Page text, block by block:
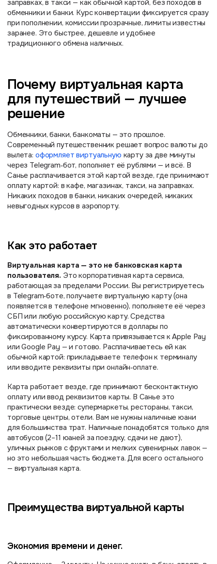
заправках, в такси — как обычной картой, без походов в
обменники и банки. Курс конвертации фиксируется сразу
при пополнении, комиссии прозрачные, лимиты известны
заранее. Это быстрее, дешевле и удобнее
традиционного обмена наличных.
Почему виртуальная карта
для путешествий — лучшее
решение
Обменники, банки, банкоматы — это прошлое.
Современный путешественник решает вопрос валюты до
вылета: оформляет виртуальную карту за две минуты
через Telegram‑бот, пополняет её рублями — и всё. В
Санье расплачивается этой картой везде, где принимают
оплату картой: в кафе, магазинах, такси, на заправках.
Никаких походов в банки, никаких очередей, никаких
невыгодных курсов в аэропорту.
Как это работает
Виртуальная карта — это не банковская карта
пользователя. Это корпоративная карта сервиса,
работающая за пределами России. Вы регистрируетесь
в Telegram‑боте, получаете виртуальную карту (она
появляется в телефоне мгновенно), пополняете её через
СБП или любую российскую карту. Средства
автоматически конвертируются в доллары по
фиксированному курсу. Карта привязывается к Apple Pay
или Google Pay — и готово. Расплачиваетесь ей как
обычной картой: прикладываете телефон к терминалу
или вводите реквизиты при онлайн‑оплате.
Карта работает везде, где принимают бесконтактную
оплату или ввод реквизитов карты. В Санье это
практически везде: супермаркеты, рестораны, такси,
торговые центры, отели. Вам не нужны наличные юани
для большинства трат. Наличные понадобятся только для
автобусов (2–11 юаней за поездку, сдачи не дают),
уличных рынков с фруктами и мелких сувенирных лавок —
но это небольшая часть бюджета. Для всего остального
— виртуальная карта.
Преимущества виртуальной карты
Экономия времени и денег.